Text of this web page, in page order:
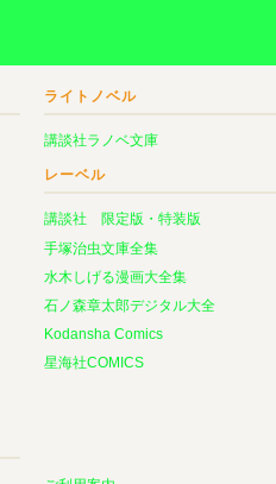
ライトノベル
講談社ラノベ文庫
レーベル
講談社 限定版・特装版
手塚治虫文庫全集
水木しげる漫画大全集
石ノ森章太郎デジタル大全
Kodansha Comics
星海社COMICS